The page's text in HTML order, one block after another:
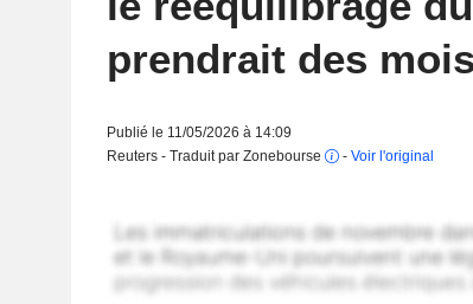
prendrait des mois
Publié le 11/05/2026 à 14:09
Reuters - Traduit par Zonebourse
- Voir l'original